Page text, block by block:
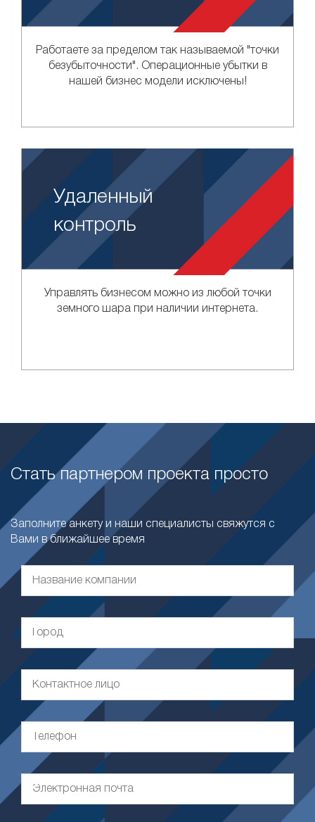
Работаете за пределом так называемой "точки
безубыточности". Операционные убытки в
нашей бизнес модели исключены!
Удаленный
контроль
Управлять бизнесом можно из любой точки
земного шара при наличии интернета.
Стать партнером проекта просто
Заполните анкету и наши специалисты свяжутся с
Вами в ближайшее время